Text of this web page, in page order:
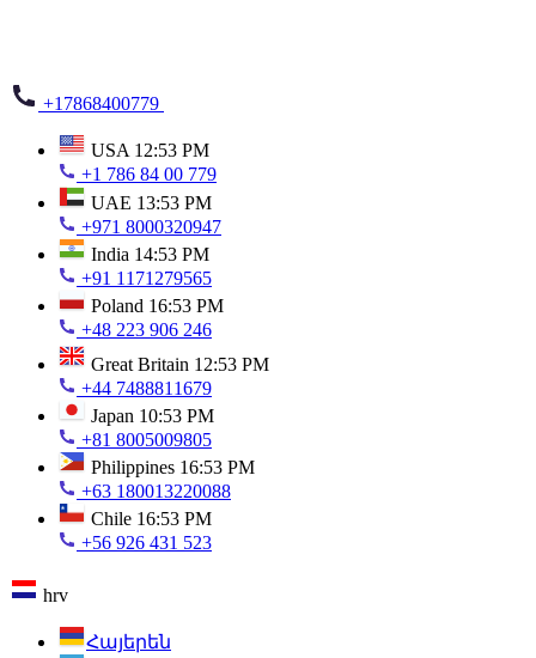
+17868400779
USA 12:53 PM
+1 786 84 00 779
UAE 13:53 PM
+971 8000320947
India 14:53 PM
+91 1171279565
Poland 16:53 PM
+48 223 906 246
Great Britain 12:53 PM
+44 7488811679
Japan 10:53 PM
+81 8005009805
Philippines 16:53 PM
+63 180013220088
Chile 16:53 PM
+56 926 431 523
hrv
Հայերեն